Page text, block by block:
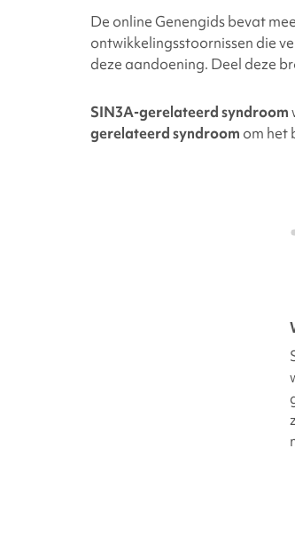
De online Genengids bevat
ontwikkelingsstoornissen die
deze aandoening. Deel deze
SIN3A-gerelateerd syndroom
gerelateerd syndroom om het